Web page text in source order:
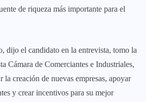
de riqueza más importante para el
dijo el candidato en la entrevista, tomo la
Cámara de Comerciantes e Industriales,
la creación de nuevas empresas, apoyar
y crear incentivos para su mejor